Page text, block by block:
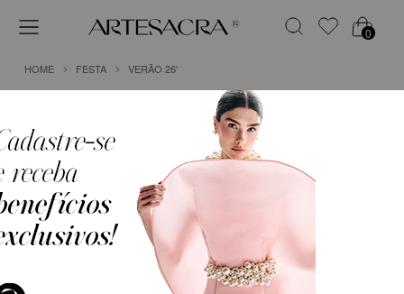
0
HOME FESTA VERÃO 26'